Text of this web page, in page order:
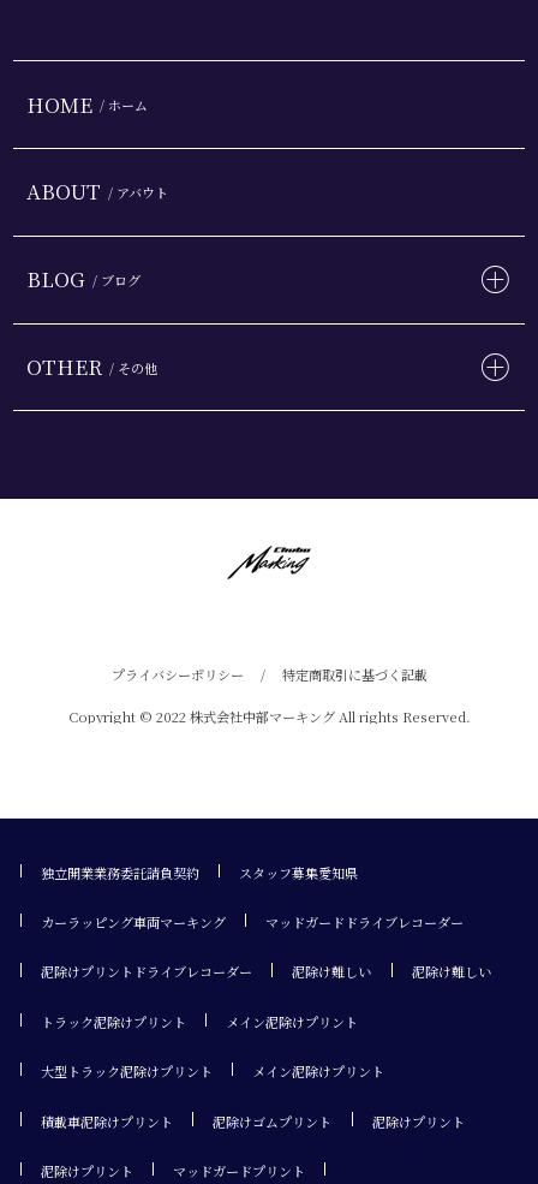
HOME / ホーム
ABOUT / アバウト
BLOG / ブログ
OTHER / その他
プライバシーポリシー / 特定商取引に基づく記載
Copyright © 2022 株式会社中部マーキング All rights Reserved.
独立開業業務委託請負契約 スタッフ募集愛知県
カーラッピング車両マーキング マッドガードドライブレコーダー
泥除けプリントドライブレコーダー 泥除け難しい 泥除け難しい
トラック泥除けプリント メイン泥除けプリント
大型トラック泥除けプリント メイン泥除けプリント
積載車泥除けプリント 泥除けゴムプリント 泥除けプリント
泥除けプリント マッドガードプリント